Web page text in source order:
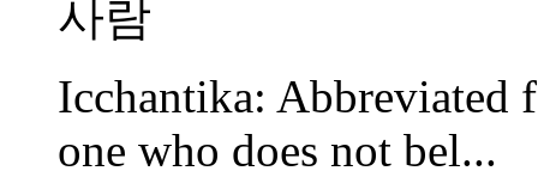
사람
Icchantika: Abbreviated
one who does not bel...